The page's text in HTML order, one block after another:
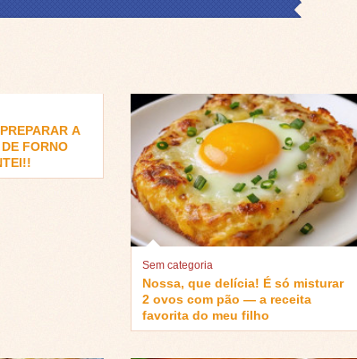
A
FORNO
Sem categoria
Nossa, que delícia! É só misturar
2 ovos com pão — a receita
favorita do meu filho